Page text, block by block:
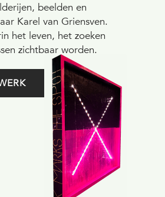
beelden en
Karel van Griensven.
het leven, het zoeken
zichtbaar worden.